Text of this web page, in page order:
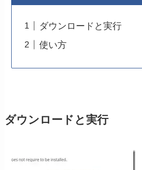
ダウンロードと実行
使い方
ダウンロードと実行